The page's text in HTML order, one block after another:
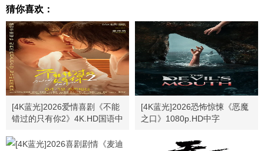
猜你喜欢：
[4K蓝光]2026爱情喜剧《不能
错过的只有你2》4K.HD国语中
[4K蓝光]2026恐怖惊悚《恶魔
之口》1080p.HD中字